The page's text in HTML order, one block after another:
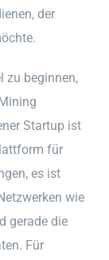
der
zu beginnen,
Startup ist
für
es ist
wie
gerade die
Für